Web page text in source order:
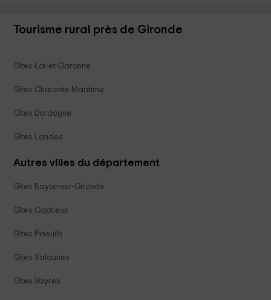
Tourisme rural près de Gironde
Gîtes Lot-et-Garonne
Gîtes Charente Maritime
Gîtes Dordogne
Gîtes Landes
Autres villes du département
Gîtes Bayon-sur-Gironde
Gîtes Captieux
Gîtes Pineuilh
Gîtes Salaunes
Gîtes Vayres